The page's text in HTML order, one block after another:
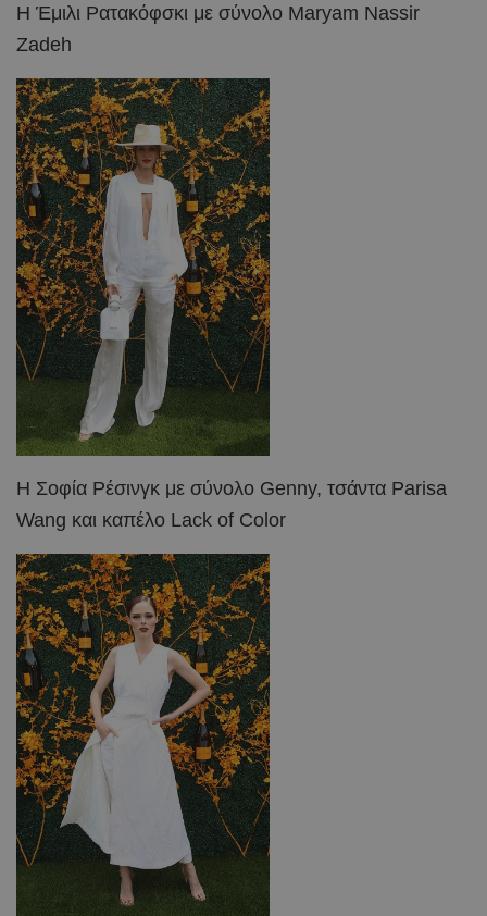
Η Έμιλι Ρατακόφσκι με σύνολο Maryam Nassir
Zadeh
Η Σοφία Ρέσινγκ με σύνολο Genny, τσάντα Parisa
Wang και καπέλο Lack of Color